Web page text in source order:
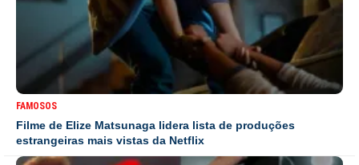
FAMOSOS
Filme de Elize Matsunaga lidera lista de produções
estrangeiras mais vistas da Netflix